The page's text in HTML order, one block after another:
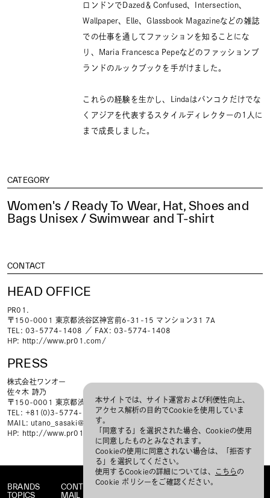
ロンドンでDazed＆Confused、Intersection、
Wallpaper、Elle、Glassbook Magazineなどの雑誌
での仕事を通してファッションを知ることにな
り、Maria Francesca Pepeなどのファッションブ
ランドのルックブックを手がけました。
これらの経験を生かし、Lindaはバンコクだけでな
くアジアを代表するスタイルディレクターの1人に
まで成長しました。
CATEGORY
Women's / Ready To Wear, Hat, Shoes and
Bags Unisex / Swimwear and T-shirt
CONTACT
HEAD OFFICE
PR01.
〒150-0001 東京都渋谷区神宮前6-31-15 マンション31 7A
TEL: 03-5774-1408 ／ FAX: 03-5774-1408
HP: http://www.pr01.com/
PRESS
株式会社ワンオー
佐々木 詩乃
〒150-0001 東京都渋谷区神宮前6-31-15 マンション31 7A
TEL: +81(0)3-5774-1408 ／ FAX: +81(0)80-4362-1989
MAIL: utano_sasaki@hpgrp.com
HP: http://www.pr01.com/
BRANDS
TOPICS
CONTACT
MAIL MAGAZINE
本サイトでは、サイト運営および利便性向上、
アクセス解析の目的でCookieを使用していま
す。
「同意する」を選択された場合、Cookieの使用
に同意したものとみなされます。
Cookieの使用に同意されない場合は、「拒否す
る」を選択してください。
使用するCookieの詳細については、
こちらの
Cookie ポリシーをご確認ください。